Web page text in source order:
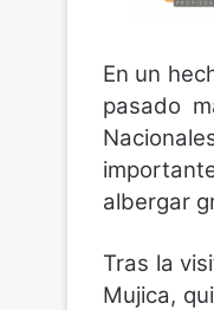
En un
pasado
albergar
Tras la
Mujica,